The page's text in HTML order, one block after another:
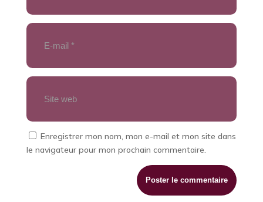
Enregistrer mon nom, mon e-mail et mon site dans
le navigateur pour mon prochain commentaire.